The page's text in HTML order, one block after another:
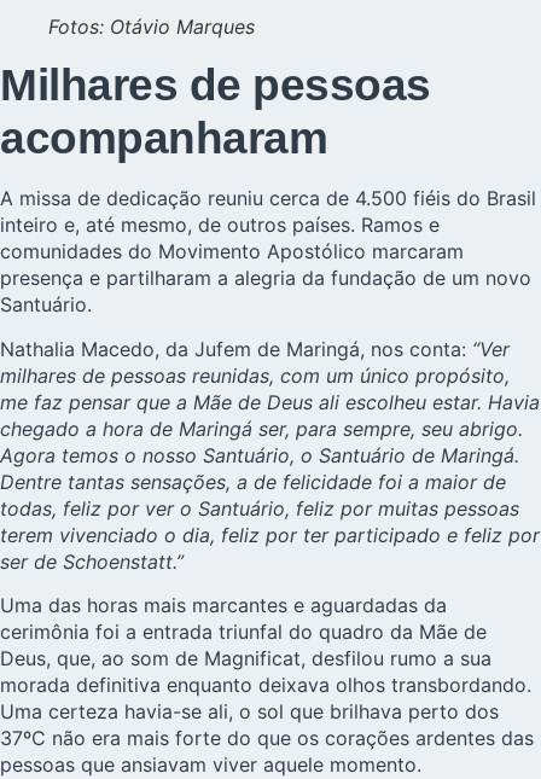
Fotos: Otávio Marques
Milhares de pessoas
acompanharam
A missa de dedicação reuniu cerca de 4.500 fiéis do Brasil
inteiro e, até mesmo, de outros países. Ramos e
comunidades do Movimento Apostólico marcaram
presença e partilharam a alegria da fundação de um novo
Santuário.
Nathalia Macedo, da Jufem de Maringá, nos conta: “Ver
milhares de pessoas reunidas, com um único propósito,
me faz pensar que a Mãe de Deus ali escolheu estar. Havia
chegado a hora de Maringá ser, para sempre, seu abrigo.
Agora temos o nosso Santuário, o Santuário de Maringá.
Dentre tantas sensações, a de felicidade foi a maior de
todas, feliz por ver o Santuário, feliz por muitas pessoas
terem vivenciado o dia, feliz por ter participado e feliz por
ser de Schoenstatt.”
Uma das horas mais marcantes e aguardadas da
cerimônia foi a entrada triunfal do quadro da Mãe de
Deus, que, ao som de Magnificat, desfilou rumo a sua
morada definitiva enquanto deixava olhos transbordando.
Uma certeza havia-se ali, o sol que brilhava perto dos
37ºC não era mais forte do que os corações ardentes das
pessoas que ansiavam viver aquele momento.